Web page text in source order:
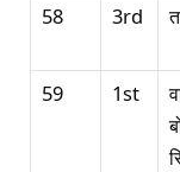
58
3rd
59 1st